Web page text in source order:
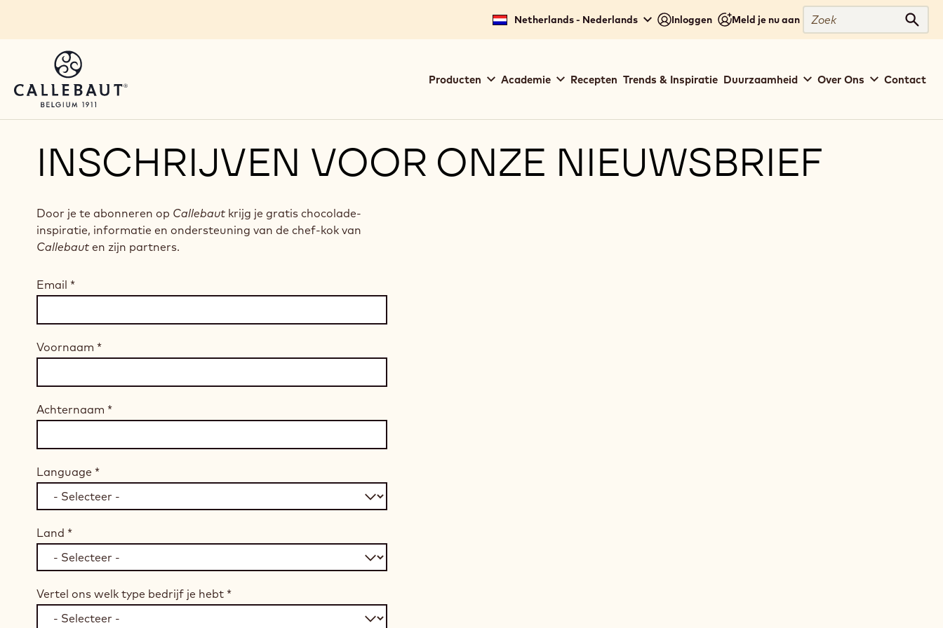
Netherlands - Nederlands Inloggen Meld je nu aan
Zoek
Zoek
navigation
Producten Academie Recepten Trends & Inspiratie Duurzaamheid Over Ons Contact
INSCHRIJVEN VOOR ONZE NIEUWSBRIEF
Door je te abonneren op Callebaut krijg je gratis chocolade-
inspiratie, informatie en ondersteuning van de chef-kok van
Callebaut en zijn partners.
Email *
Voornaam *
Achternaam *
Language *
Land *
Vertel ons welk type bedrijf je hebt *